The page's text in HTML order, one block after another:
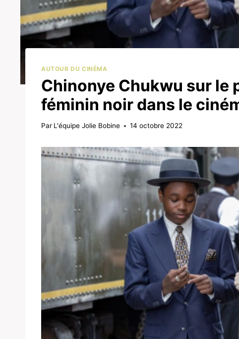
AUTOUR DU CINÉMA
Chinonye Chukwu sur le
féminin noir dans le
Par L'équipe Jolie Bobine 14 octobre 2022